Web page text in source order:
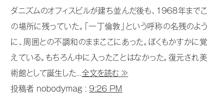
ダニズムのオフィスビルが建ち並んだ後も、1968年までこ
の場所に残っていた。「一丁倫敦」という呼称の名残のよう
に、周囲との不調和のままここにあった。ぼくもかすかに覚
えている。もちろん中に入ったことはなかった。復元され美
術館として誕生した...全文を読む ≫
投稿者 nobodymag :9:26 PM